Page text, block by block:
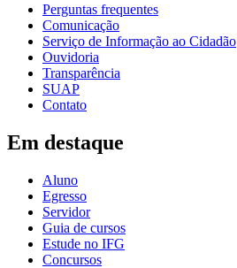
Perguntas frequentes
Comunicação
Serviço de Informação ao Cidadão
Ouvidoria
Transparência
SUAP
Contato
Em destaque
Aluno
Egresso
Servidor
Guia de cursos
Estude no IFG
Concursos